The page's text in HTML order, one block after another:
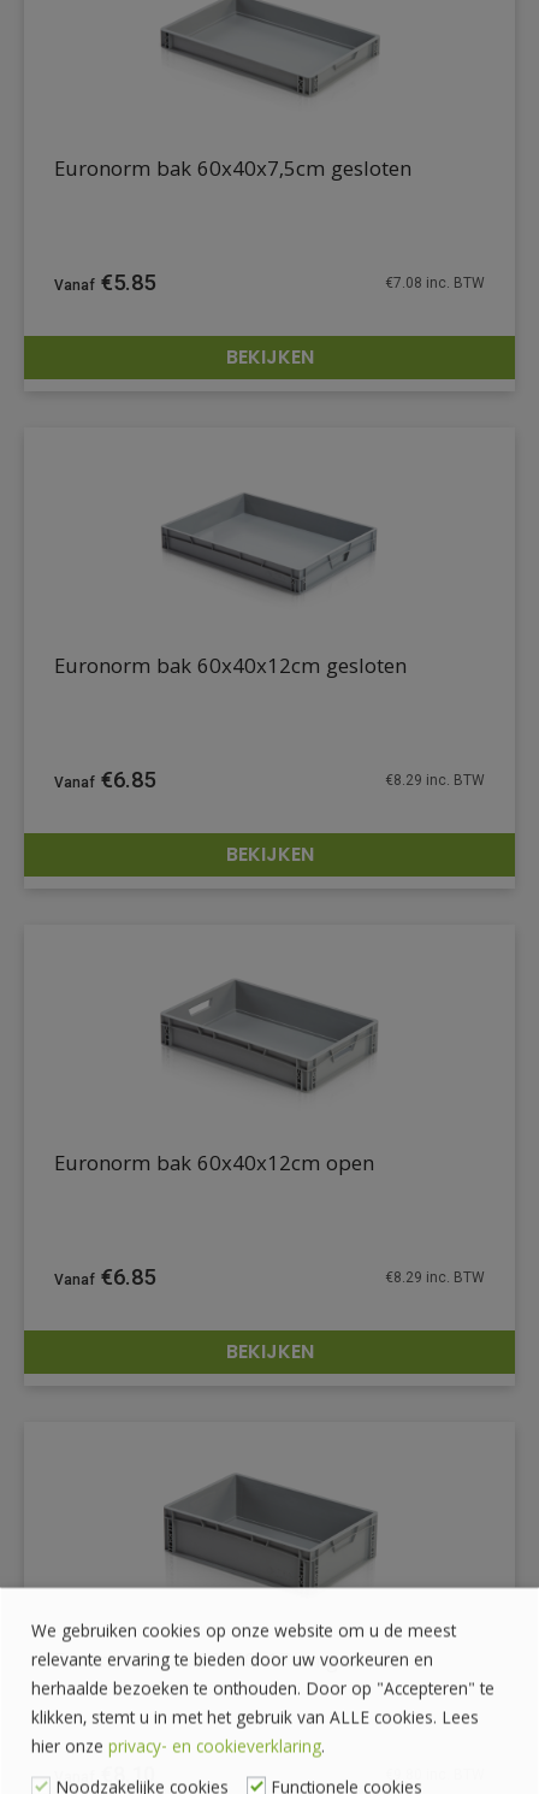
DETAILS
Euronorm bak 60x40x7,5cm gesloten
€5.85 €7.08 inc. BTW
BEKIJKEN
DETAILS
Euronorm bak 60x40x12cm gesloten
€6.85 €8.29 inc. BTW
BEKIJKEN
DETAILS
Euronorm bak 60x40x12cm open
€6.85 €8.29 inc. BTW
BEKIJKEN
Euronorm bak 60x40x17cm gesloten
8.10
We gebruiken cookies op onze website om u de meest
relevante ervaring te bieden door uw voorkeuren en
herhaalde bezoeken te onthouden. Door op "Accepteren" te
klikken, stemt u in met het gebruik van ALLE cookies. Lees
hier onze privacy- en cookieverklaring.